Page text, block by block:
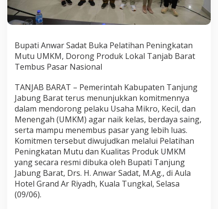
Bupati Anwar Sadat Buka Pelatihan Peningkatan
Mutu UMKM, Dorong Produk Lokal Tanjab Barat
Tembus Pasar Nasional
TANJAB BARAT – Pemerintah Kabupaten Tanjung
Jabung Barat terus menunjukkan komitmennya
dalam mendorong pelaku Usaha Mikro, Kecil, dan
Menengah (UMKM) agar naik kelas, berdaya saing,
serta mampu menembus pasar yang lebih luas.
Komitmen tersebut diwujudkan melalui Pelatihan
Peningkatan Mutu dan Kualitas Produk UMKM
yang secara resmi dibuka oleh Bupati Tanjung
Jabung Barat, Drs. H. Anwar Sadat, M.Ag., di Aula
Hotel Grand Ar Riyadh, Kuala Tungkal, Selasa
(09/06).